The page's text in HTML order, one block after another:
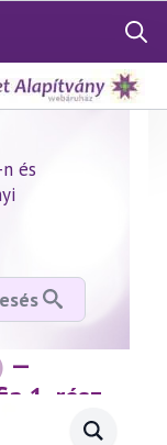
Search
for:
és
—
1. rész